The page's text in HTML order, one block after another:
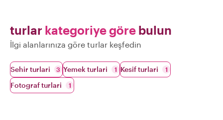
turlar kategoriye göre bulun
İlgi alanlarınıza göre turlar keşfedin
Sehir turlari 3 Yemek turlari 1 Kesif turlari 1
Fotograf turlari 1